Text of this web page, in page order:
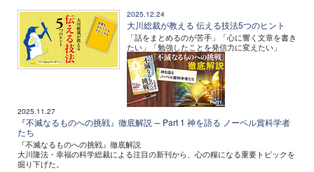
2025.12.24
大川総裁が教える 伝える技法5つのヒント
「話をまとめるのが苦手」「心に響く文章を書き
たい」「勉強したことを発信力に変えたい」
2025.11.27
『不滅なるものへの挑戦』徹底解説 ─ Part 1 神を語る ノーベル賞科学者
たち
『不滅なるものへの挑戦』徹底解説
大川隆法・幸福の科学総裁による注目の新刊から、心の糧になる重要トピックを
掘り下げた。